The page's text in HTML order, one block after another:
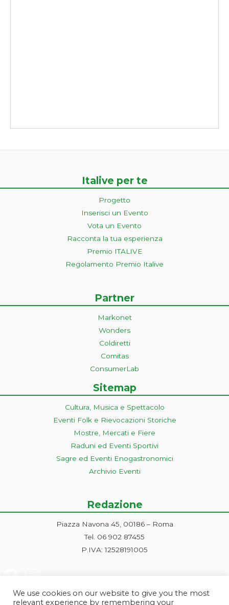
Italive per te
Progetto
Inserisci un Evento
Vota un Evento
Racconta la tua esperienza
Premio ITALIVE
Regolamento Premio Italive
Partner
Markonet
Wonders
Coldiretti
Comitas
ConsumerLab
Sitemap
Cultura, Musica e Spettacolo
Eventi Folk e Rievocazioni Storiche
Mostre, Mercati e Fiere
Raduni ed Eventi Sportivi
Sagre ed Eventi Enogastronomici
Archivio Eventi
Redazione
Piazza Navona 45, 00186 – Roma
Tel. 06 902 87455
P.IVA: 12528191005
We use cookies on our website to give you the most
relevant experience by remembering your